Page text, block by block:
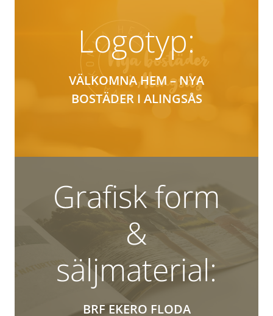
Logotyp:
VÄLKOMNA HEM – NYA
BOSTÄDER I ALINGSÅS
Grafisk form
&
säljmaterial:
BRF EKERO FLODA